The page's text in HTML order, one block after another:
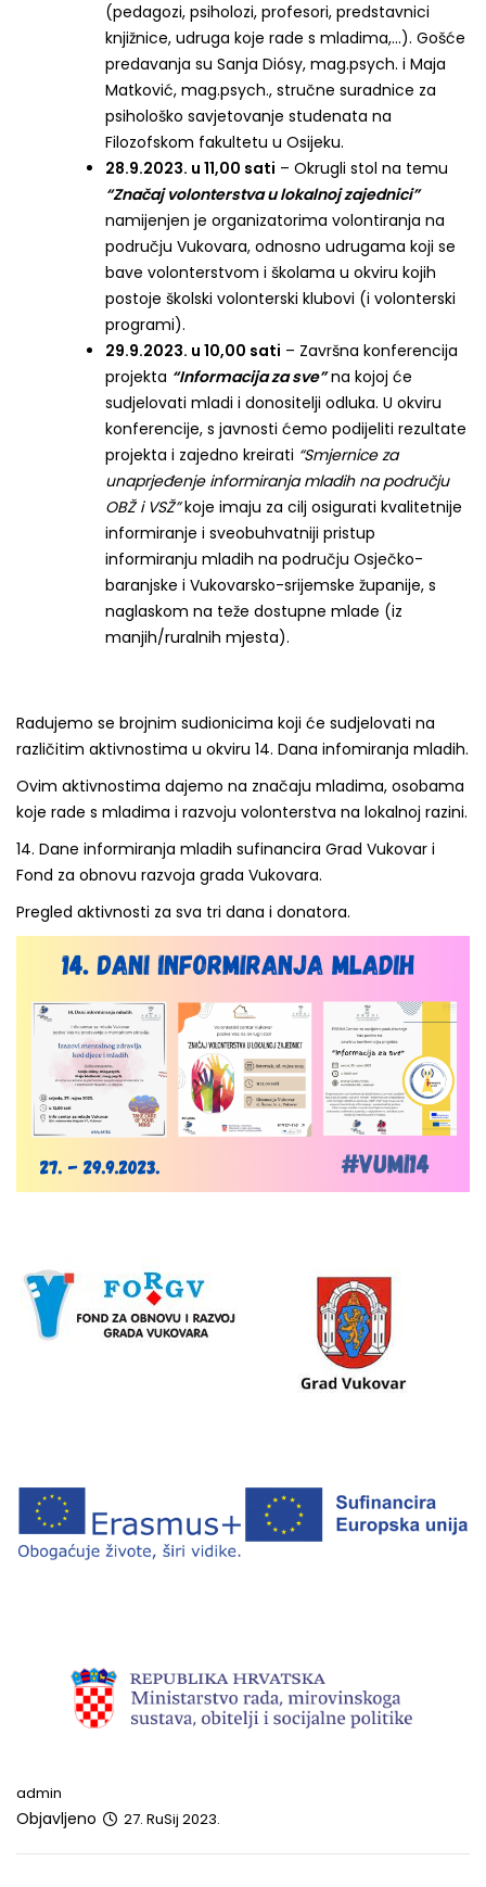
(pedagozi, psiholozi, profesori, predstavnici
knjižnice, udruga koje rade s mladima,…). Gošće
predavanja su Sanja Diósy, mag.psych. i Maja
Matković, mag.psych., stručne suradnice za
psihološko savjetovanje studenata na
Filozofskom fakultetu u Osijeku.
28.9.2023. u 11,00 sati – Okrugli stol na temu
“Značaj volonterstva u lokalnoj zajednici”
namijenjen je organizatorima volontiranja na
području Vukovara, odnosno udrugama koji se
bave volonterstvom i školama u okviru kojih
postoje školski volonterski klubovi (i volonterski
programi).
29.9.2023. u 10,00 sati – Završna konferencija
projekta “Informacija za sve”na kojoj će
sudjelovati mladi i donositelji odluka. U okviru
konferencije, s javnosti ćemo podijeliti rezultate
projekta i zajedno kreirati “Smjernice za
unaprjeđenje informiranja mladih na području
OBŽ i VSŽ”koje imaju za cilj osigurati kvalitetnije
informiranje i sveobuhvatniji pristup
informiranju mladih na području Osječko-
baranjske i Vukovarsko-srijemske županije, s
naglaskom na teže dostupne mlade (iz
manjih/ruralnih mjesta).
Radujemo se brojnim sudionicima koji će sudjelovati na
različitim aktivnostima u okviru 14. Dana infomiranja mladih.
Ovim aktivnostima dajemo na značaju mladima, osobama
koje rade s mladima i razvoju volonterstva na lokalnoj razini.
14. Dane informiranja mladih sufinancira Grad Vukovar i
Fond za obnovu razvoja grada Vukovara.
Pregled aktivnosti za sva tri dana i donatora.
admin
Objavljeno 27. RuSij 2023.